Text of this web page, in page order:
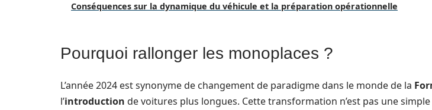
Conséquences sur la dynamique du véhicule et la préparation opérationnelle
Pourquoi rallonger les monoplaces ?
L’année 2024 est synonyme de changement de paradigme dans le monde de la
l’introduction de voitures plus longues. Cette transformation n’est pas une